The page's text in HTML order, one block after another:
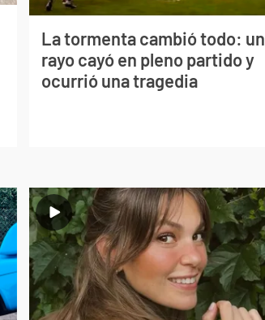
La tormenta cambió todo: un
rayo cayó en pleno partido y
ocurrió una tragedia